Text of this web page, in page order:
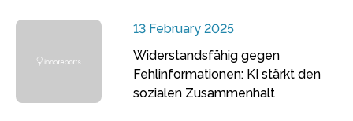
13 February 2025
Widerstandsfähig gegen
Fehlinformationen: KI stärkt den
sozialen Zusammenhalt